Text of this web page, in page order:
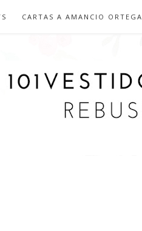
CARTAS A AMANCIO ORTEGA